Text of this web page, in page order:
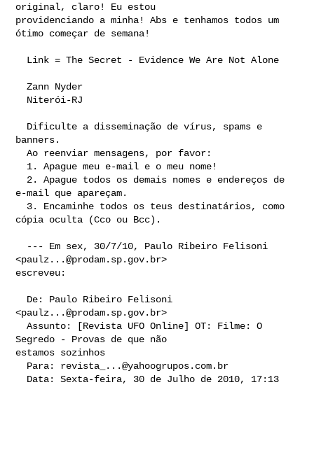
original, claro! Eu estou
providenciando a minha! Abs e tenhamos todos um
ótimo começar de semana!
  Zann Nyder
banners.
  Ao reenviar mensagens, por favor:
e-mail que apareçam.
cópia oculta (Cco ou Bcc).
<paulz...@prodam.sp.gov.br>
escreveu:
<paulz...@prodam.sp.gov.br>
  Assunto: [Revista UFO Online] OT: Filme: O
Segredo - Provas de que não
estamos sozinhos
  Para:
revista_...@yahoogrupos.com.br